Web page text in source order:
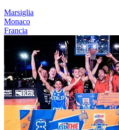
Marsiglia
Monaco
Francia